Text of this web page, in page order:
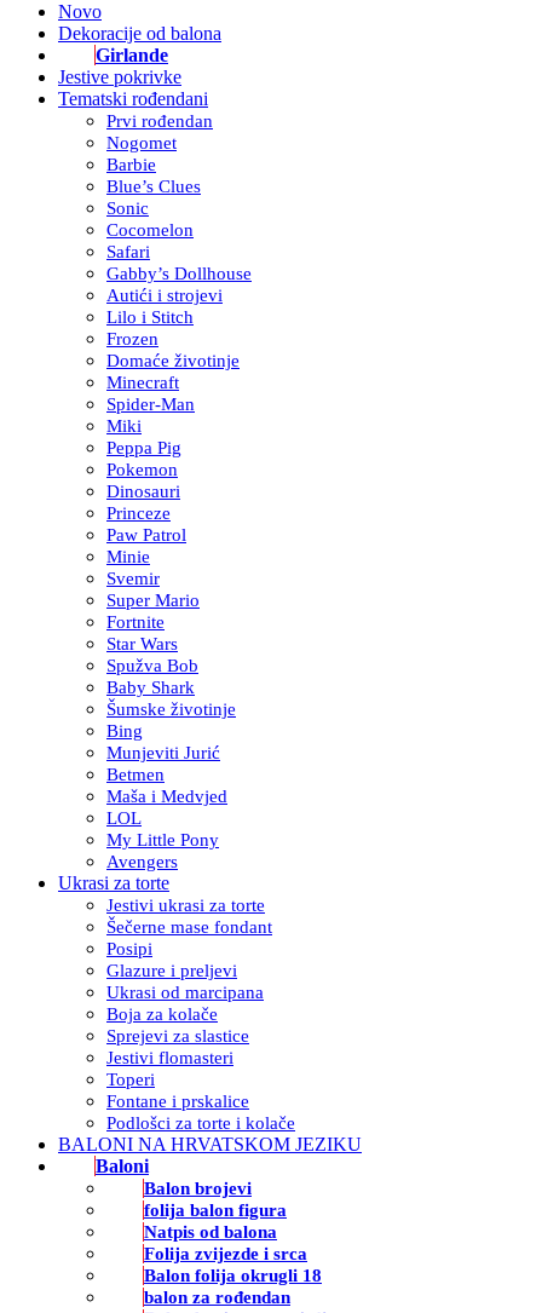
Novo
Dekoracije od balona
Girlande
Jestive pokrivke
Tematski rođendani
Prvi rođendan
Nogomet
Barbie
Blue’s Clues
Sonic
Cocomelon
Safari
Gabby’s Dollhouse
Autići i strojevi
Lilo i Stitch
Frozen
Domaće životinje
Minecraft
Spider-Man
Miki
Peppa Pig
Pokemon
Dinosauri
Princeze
Paw Patrol
Minie
Svemir
Super Mario
Fortnite
Star Wars
Spužva Bob
Baby Shark
Šumske životinje
Bing
Munjeviti Jurić
Betmen
Maša i Medvjed
LOL
My Little Pony
Avengers
Ukrasi za torte
Jestivi ukrasi za torte
Šečerne mase fondant
Posipi
Glazure i preljevi
Ukrasi od marcipana
Boja za kolače
Sprejevi za slastice
Jestivi flomasteri
Toperi
Fontane i prskalice
Podlošci za torte i kolače
BALONI NA HRVATSKOM JEZIKU
Baloni
Balon brojevi
folija balon figura
Natpis od balona
Folija zvijezde i srca
Balon folija okrugli 18
balon za rođendan